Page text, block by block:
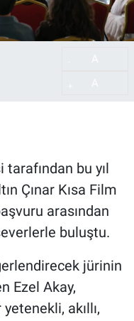
bu yıl
Çınar Kısa Film
arasından
buluştu.
jürinin
Ezel Akay,
akıllı,